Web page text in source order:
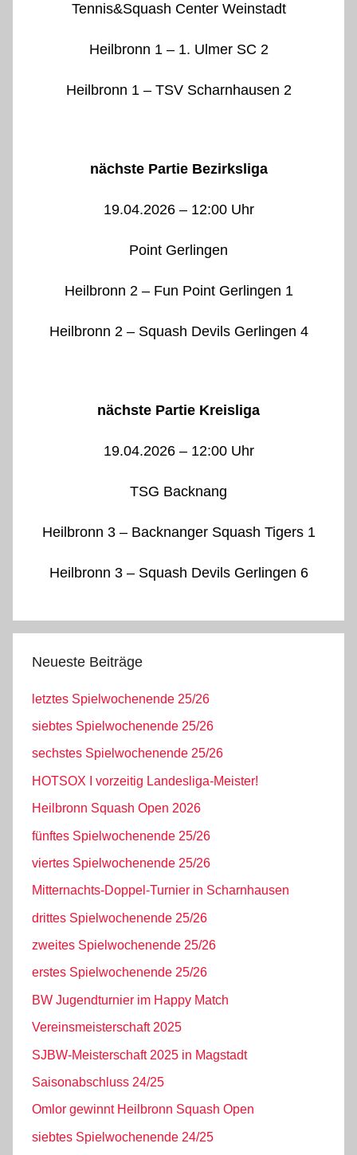
Tennis&Squash Center Weinstadt
Heilbronn 1 – 1. Ulmer SC 2
Heilbronn 1 – TSV Scharnhausen 2
nächste Partie Bezirksliga
19.04.2026 – 12:00 Uhr
Point Gerlingen
Heilbronn 2 – Fun Point Gerlingen 1
Heilbronn 2 – Squash Devils Gerlingen 4
nächste Partie Kreisliga
19.04.2026 – 12:00 Uhr
TSG Backnang
Heilbronn 3 – Backnanger Squash Tigers 1
Heilbronn 3 – Squash Devils Gerlingen 6
Neueste Beiträge
letztes Spielwochenende 25/26
siebtes Spielwochenende 25/26
sechstes Spielwochenende 25/26
HOTSOX I vorzeitig Landesliga-Meister!
Heilbronn Squash Open 2026
fünftes Spielwochenende 25/26
viertes Spielwochenende 25/26
Mitternachts-Doppel-Turnier in Scharnhausen
drittes Spielwochenende 25/26
zweites Spielwochenende 25/26
erstes Spielwochenende 25/26
BW Jugendturnier im Happy Match
Vereinsmeisterschaft 2025
SJBW-Meisterschaft 2025 in Magstadt
Saisonabschluss 24/25
Omlor gewinnt Heilbronn Squash Open
siebtes Spielwochenende 24/25